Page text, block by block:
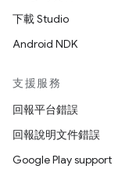
下載 Studio
Android NDK
支援服務
回報平台錯誤
回報說明文件錯誤
Google Play support